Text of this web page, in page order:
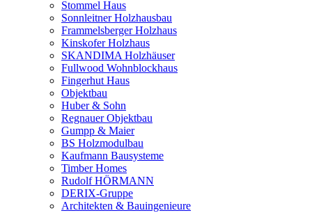
Stommel Haus
Sonnleitner Holzhausbau
Frammelsberger Holzhaus
Kinskofer Holzhaus
SKANDIMA Holzhäuser
Fullwood Wohnblockhaus
Fingerhut Haus
Objektbau
Huber & Sohn
Regnauer Objektbau
Gumpp & Maier
BS Holzmodulbau
Kaufmann Bausysteme
Timber Homes
Rudolf HÖRMANN
DERIX-Gruppe
Architekten & Bauingenieure